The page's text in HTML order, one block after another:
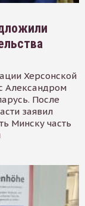
Херсонской
Александром
После
заявил
Минску часть